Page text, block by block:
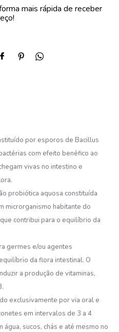
mais rápida de receber
por esporos de Bacillus
com efeito benéfico ao
vivas no intestino e
probiótica aquosa constituída
microrganismo habitante do
contribui para o equilíbrio da
germes e/ou agentes
da flora intestinal. O
a produção de vitaminas,
exclusivamente por via oral e
em intervalos de 3 a 4
sucos, chás e até mesmo no